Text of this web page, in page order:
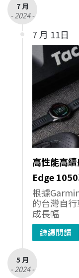
7 月
- 2024 -
7 月 11日
高性能高
Edge
根據
的台灣自
成長幅
繼續閱讀
5 月
- 2024 -